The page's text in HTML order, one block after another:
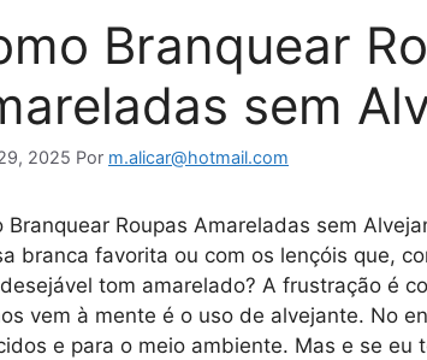
Branquear
sem
2025 Por m.alicar@hotmail.com
Branquear Roupas Amareladas sem
branca favorita ou com os lençóis que,
tom amarelado? A frustração é
vem à mente é o uso de alvejante. No
e para o meio ambiente. Mas e se